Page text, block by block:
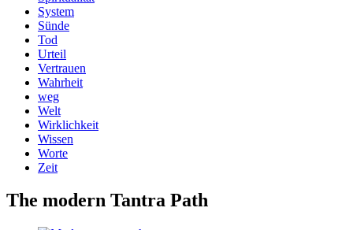
System
Sünde
Tod
Urteil
Vertrauen
Wahrheit
weg
Welt
Wirklichkeit
Wissen
Worte
Zeit
The modern Tantra Path